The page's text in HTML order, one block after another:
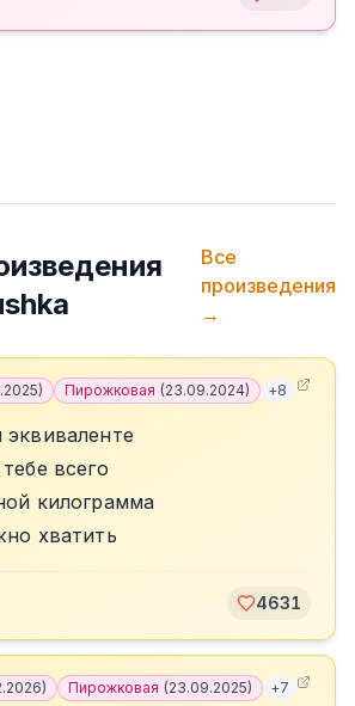
Все
произведения
→
) Пирожковая (23.09.2024) +8
всего
килограмма
хватить
4631
) Пирожковая (23.09.2025) +7